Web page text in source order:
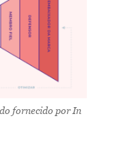
fornecido porIn